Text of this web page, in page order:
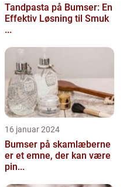
Tandpasta på Bumser: En
Effektiv Løsning til Smuk
...
16 januar 2024
Bumser på skamlæberne
er et emne, der kan være
pin...